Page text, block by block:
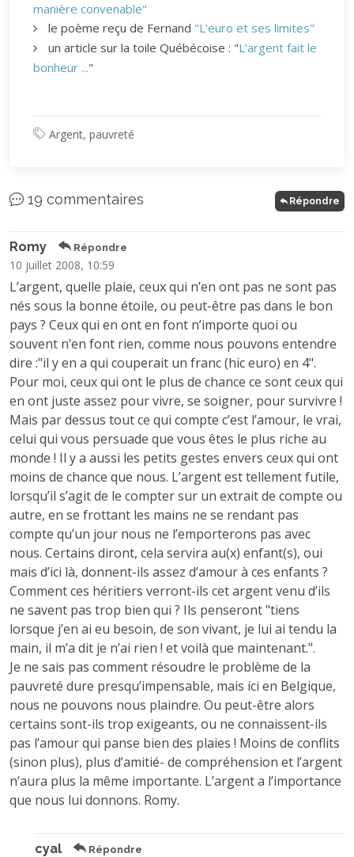
manière convenable"
le poème reçu de Fernand "L’euro et ses limites"
un article sur la toile Québécoise : "L’argent fait le
bonheur ..."
Argent, pauvreté
19 commentaires Répondre
Romy Répondre
10 juillet 2008, 10:59
L’argent, quelle plaie, ceux qui n’en ont pas ne sont pas
nés sous la bonne étoile, ou peut-être pas dans le bon
pays ? Ceux qui en ont en font n’importe quoi ou
souvent n’en font rien, comme nous pouvons entendre
dire :"il y en a qui couperait un franc (hic euro) en 4".
Pour moi, ceux qui ont le plus de chance ce sont ceux qui
en ont juste assez pour vivre, se soigner, pour survivre !
Mais par dessus tout ce qui compte c’est l’amour, le vrai,
celui qui vous persuade que vous êtes le plus riche au
monde ! Il y a aussi les petits gestes envers ceux qui ont
moins de chance que nous. L’argent est tellement futile,
lorsqu’il s’agit de le compter sur un extrait de compte ou
autre, en se frottant les mains ne se rendant pas
compte qu’un jour nous ne l’emporterons pas avec
nous. Certains diront, cela servira au(x) enfant(s), oui
mais d’ici là, donnent-ils assez d’amour à ces enfants ?
Comment ces héritiers verront-ils cet argent venu d’ils
ne savent pas trop bien qui ? Ils penseront "tiens
lorsque j’en ai eu besoin, de son vivant, je lui ai tendu la
main, il m’a dit je n’ai rien ! et voilà que maintenant.".
Je ne sais pas comment résoudre le problème de la
pauvreté dure presqu’impensable, mais ici en Belgique,
nous ne pouvons nous plaindre. Ou peut-être alors
certains sont-ils trop exigeants, ou ne connaissent-ils
pas l’amour qui panse bien des plaies ! Moins de conflits
(sinon plus), plus d’amitié- de compréhension et l’argent
n’aura plus la même importante. L’argent a l’importance
que nous lui donnons. Romy.
cyal Répondre